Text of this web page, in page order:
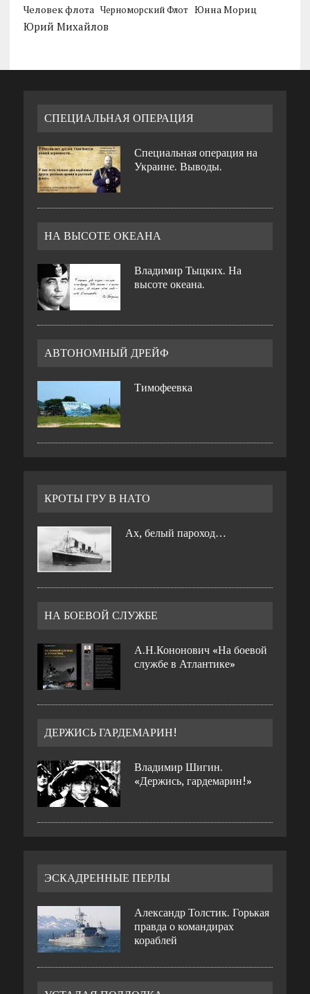
Человек флота Черноморский Флот Юнна Мориц
Юрий Михайлов
СПЕЦИАЛЬНАЯ ОПЕРАЦИЯ
Специальная операция на
Украине. Выводы.
НА ВЫСОТЕ ОКЕАНА
Владимир Тыцких. На
высоте океана.
АВТОНОМНЫЙ ДРЕЙФ
Тимофеевка
КРОТЫ ГРУ В НАТО
Ах, белый пароход…
НА БОЕВОЙ СЛУЖБЕ
А.Н.Кононович «На боевой
службе в Атлантике»
ДЕРЖИСЬ ГАРДЕМАРИН!
Владимир Шигин.
«Держись, гардемарин!»
ЭСКАДРЕННЫЕ ПЕРЛЫ
Александр Толстик. Горькая
правда о командирах
кораблей